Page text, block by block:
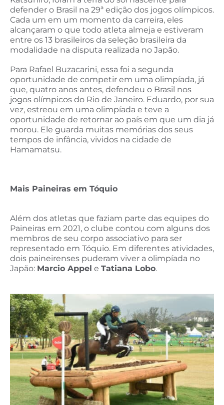
defender o Brasil na 29ª edição dos jogos olímpicos.
Cada um em um momento da carreira, eles
alcançaram o que todo atleta almeja e estiveram
entre os 13 brasileiros da seleção brasileira da
modalidade na disputa realizada no Japão.
Para Rafael Buzacarini, essa foi a segunda
oportunidade de competir em uma olimpíada, já
que, quatro anos antes, defendeu o Brasil nos
jogos olímpicos do Rio de Janeiro. Eduardo, por sua
vez, estreou em uma olimpíada e teve a
oportunidade de retornar ao país em que um dia já
morou. Ele guarda muitas memórias dos seus
tempos de infância, vividos na cidade de
Hamamatsu.
Mais Paineiras em Tóquio
Além dos atletas que faziam parte das equipes do
Paineiras em 2021, o clube contou com alguns dos
membros de seu corpo associativo para ser
representado em Tóquio. Em diferentes atividades,
dois paineirenses puderam viver a olimpíada no
Japão: Marcio Appel e Tatiana Lobo.